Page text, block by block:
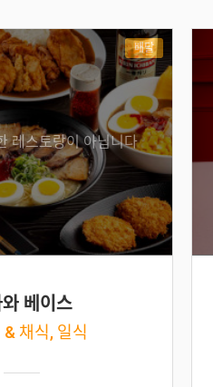
배달
레스토랑이 아닙니다
베이스
& 채식, 일식